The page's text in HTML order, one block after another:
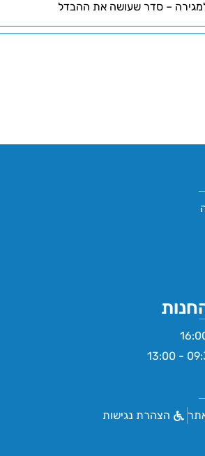
– סדר שעושה את ההבדל
הצהרת נגישות